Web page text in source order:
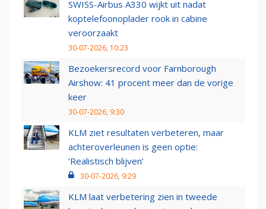
SWISS-Airbus A330 wijkt uit nadat
koptelefoonoplader rook in cabine
veroorzaakt
30-07-2026, 10:23
Bezoekersrecord voor Farnborough
Airshow: 41 procent meer dan de vorige
keer
30-07-2026, 9:30
KLM ziet resultaten verbeteren, maar
achteroverleunen is geen optie:
‘Realistisch blijven’
30-07-2026, 9:29
KLM laat verbetering zien in tweede